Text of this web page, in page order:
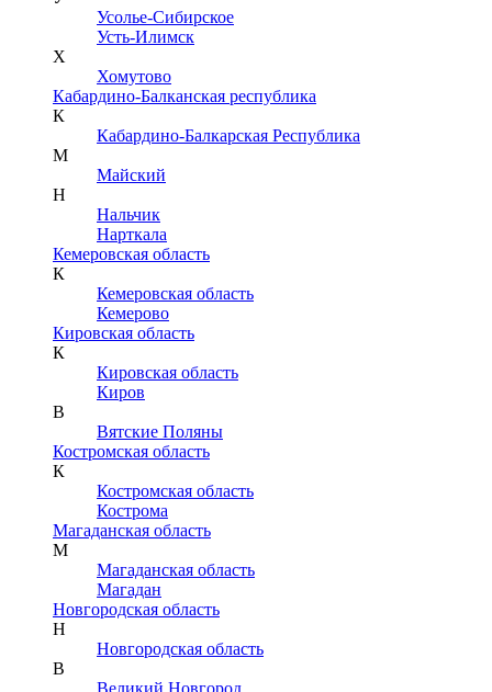
Усолье-Сибирское
Усть-Илимск
Х
Хомутово
Кабардино-Балканская республика
К
Кабардино-Балкарская Республика
М
Майский
Н
Нальчик
Нарткала
Кемеровская область
К
Кемеровская область
Кемерово
Кировская область
К
Кировская область
Киров
В
Вятские Поляны
Костромская область
К
Костромская область
Кострома
Магаданская область
М
Магаданская область
Магадан
Новгородская область
Н
Новгородская область
В